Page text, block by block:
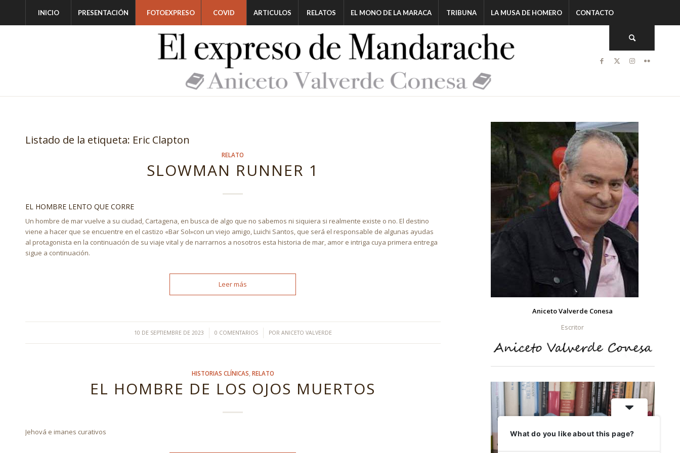
INICIO PRESENTACIÓN FOTOEXPRESO COVID ARTICULOS RELATOS EL MONO DE LA MARACA TRIBUNA LA MUSA DE HOMERO CONTACTO
Listado de la etiqueta: Eric Clapton
RELATO
SLOWMAN RUNNER 1
EL HOMBRE LENTO QUE CORRE
Un hombre de mar vuelve a su ciudad, Cartagena, en busca de algo que no sabemos ni siquiera si realmente existe o no. El destino
viene a hacer que se encuentre en el castizo «Bar Sol»con un viejo amigo, Luichi Santos, que será el responsable de algunas ayudas
al protagonista en la continuación de su viaje vital y de narrarnos a nosotros esta historia de mar, amor e intriga cuya primera entrega
sigue a continuación.
Leer más
10 DE SEPTIEMBRE DE 2023
/ 0 COMENTARIOS
/ POR ANICETO VALVERDE
HISTORIAS CLÍNICAS RELATO
EL HOMBRE DE LOS OJOS MUERTOS
Jehová e imanes curativos
Aniceto Valverde Conesa
Escritor
What do you like about this page?